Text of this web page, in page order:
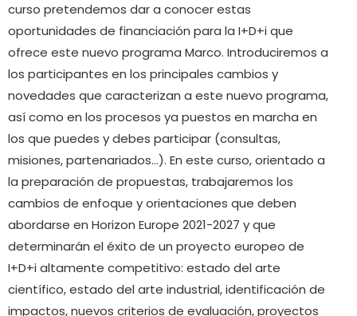
curso pretendemos dar a conocer estas
oportunidades de financiación para la I+D+i que
ofrece este nuevo programa Marco. Introduciremos a
los participantes en los principales cambios y
novedades que caracterizan a este nuevo programa,
así como en los procesos ya puestos en marcha en
los que puedes y debes participar (consultas,
misiones, partenariados…). En este curso, orientado a
la preparación de propuestas, trabajaremos los
cambios de enfoque y orientaciones que deben
abordarse en Horizon Europe 2021-2027 y que
determinarán el éxito de un proyecto europeo de
I+D+i altamente competitivo: estado del arte
científico, estado del arte industrial, identificación de
impactos, nuevos criterios de evaluación, proyectos